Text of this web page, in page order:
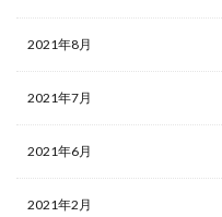
2021年8月
2021年7月
2021年6月
2021年2月